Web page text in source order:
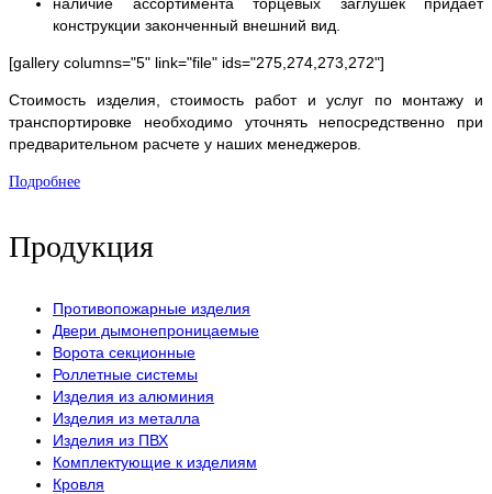
наличие ассортимента торцевых заглушек придаeт
конструкции законченный внешний вид.
[gallery columns="5" link="file" ids="275,274,273,272"]
Стоимость изделия, стоимость работ и услуг по монтажу и
транспортировке необходимо уточнять непосредственно при
предварительном расчете у наших менеджеров.
Подробнее
Продукция
Противопожарные изделия
Двери дымонепроницаемые
Ворота секционные
Роллетные системы
Изделия из алюминия
Изделия из металла
Изделия из ПВХ
Комплектующие к изделиям
Кровля